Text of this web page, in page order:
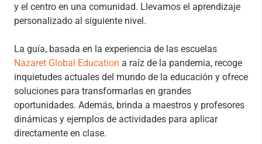
y el centro en una comunidad. Llevamos el aprendizaje
personalizado al siguiente nivel.
La guía, basada en la experiencia de las escuelas
Nazaret Global Education a raíz de la pandemia, recoge
inquietudes actuales del mundo de la educación y ofrece
soluciones para transformarlas en grandes
oportunidades. Además, brinda a maestros y profesores
dinámicas y ejemplos de actividades para aplicar
directamente en clase.